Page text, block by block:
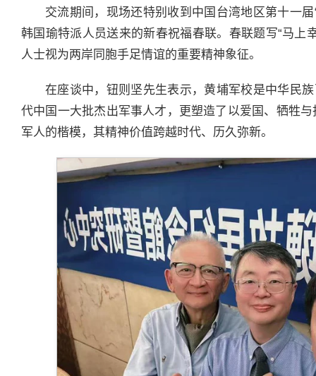
交流期间，现场还特别收到中国台湾地区第十一
韩国瑜特派人员送来的新春祝福春联。春联题写“马上
人士视为两岸同胞手足情谊的重要精神象征。
在座谈中，钮则坚先生表示，黄埔军校是中华民
代中国一大批杰出军事人才，更塑造了以爱国、牺牲
军人的楷模，其精神价值跨越时代、历久弥新。